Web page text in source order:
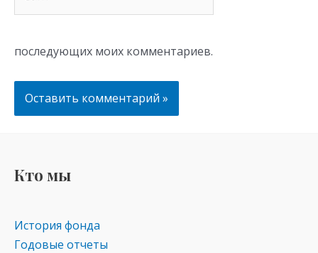
последующих моих комментариев.
Кто мы
История фонда
Годовые отчеты